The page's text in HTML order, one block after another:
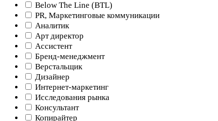
Below The Line (BTL)
PR, Маркетинговые коммуникации
Аналитик
Арт директор
Ассистент
Бренд-менеджмент
Верстальщик
Дизайнер
Интернет-маркетинг
Исследования рынка
Консультант
Копирайтер